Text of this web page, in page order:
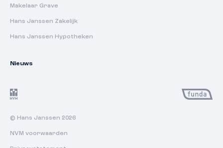
Makelaar Grave
Hans Janssen Zakelijk
Hans Janssen Hypotheken
Nieuws
© Hans Janssen 2026
NVM voorwaarden